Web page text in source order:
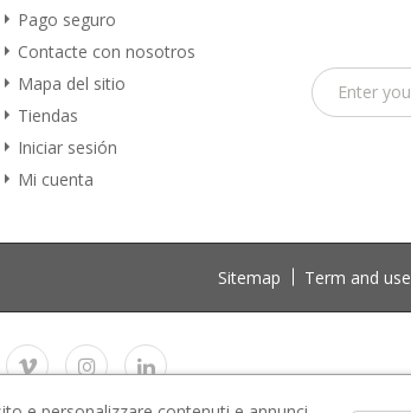
Pago seguro
Contacte con nosotros
Mapa del sitio
Tiendas
Iniciar sesión
Mi cuenta
Sitemap Term and use